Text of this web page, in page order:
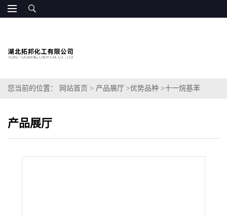
您当前的位置： 网站首页 > 产品展厅 >优势品种 >十一烷基苯
产品展厅